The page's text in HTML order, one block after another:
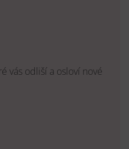
vás odliší a osloví nové